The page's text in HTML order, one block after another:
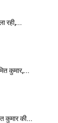
रही,...
कुमार,...
कुमार की...